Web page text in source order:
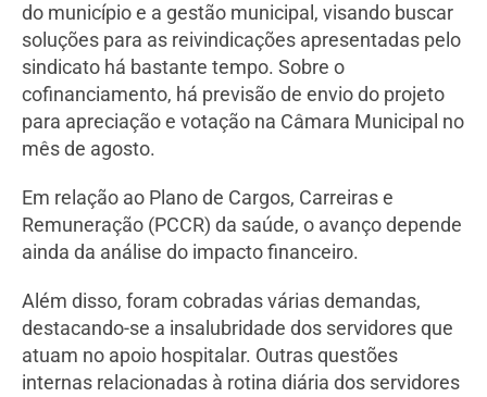
do município e a gestão municipal, visando buscar
soluções para as reivindicações apresentadas pelo
sindicato há bastante tempo. Sobre o
cofinanciamento, há previsão de envio do projeto
para apreciação e votação na Câmara Municipal no
mês de agosto.
Em relação ao Plano de Cargos, Carreiras e
Remuneração (PCCR) da saúde, o avanço depende
ainda da análise do impacto financeiro.
Além disso, foram cobradas várias demandas,
destacando-se a insalubridade dos servidores que
atuam no apoio hospitalar. Outras questões
internas relacionadas à rotina diária dos servidores